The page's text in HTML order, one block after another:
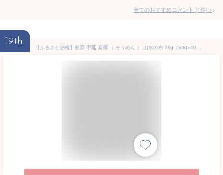
全てのおすすめコメント (1件) >
19th
【ふるさと納税】島原 手延 素麺 （ そうめん ） 山水の糸 2kg（50g×40束）【 そうめん 素麺 お中元 送料無料 島原市 】